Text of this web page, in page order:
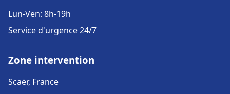
Lun-Ven: 8h-19h
Service d'urgence 24/7
Zone intervention
Scaër, France